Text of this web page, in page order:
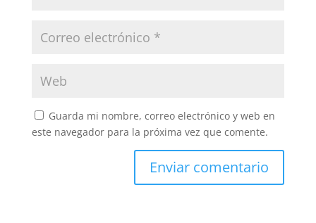
Guarda mi nombre, correo electrónico y web en
este navegador para la próxima vez que comente.